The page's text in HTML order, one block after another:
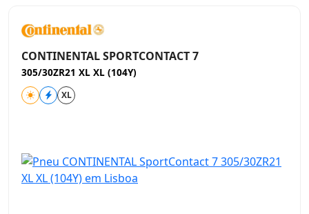
CONTINENTAL SPORTCONTACT 7
305/30ZR21 XL XL (104Y)
XL